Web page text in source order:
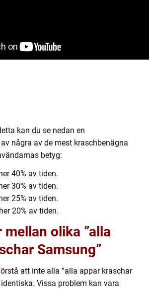
kan du se nedan en
några av de mest kraschbenägna
betyg:
40% av tiden.
30% av tiden.
25% av tiden.
20% av tiden.
mellan olika ”alla
Samsung”
att inte alla ”alla appar kraschar
Vissa problem kan vara